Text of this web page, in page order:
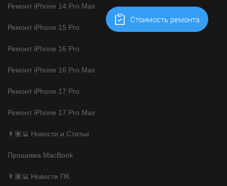
Ремонт iPhone 14 Pro Max
Ремонт iPhone 15 Pro
Ремонт iPhone 16 Pro
Ремонт iPhone 16 Pro Max
Ремонт iPhone 17 Pro
Ремонт iPhone 17 Pro Max
👨🏽‍💻 Новости и Статьи
Прошивка MacBook
👨🏽‍💻 Новости ПК
Cтоимость ремонта